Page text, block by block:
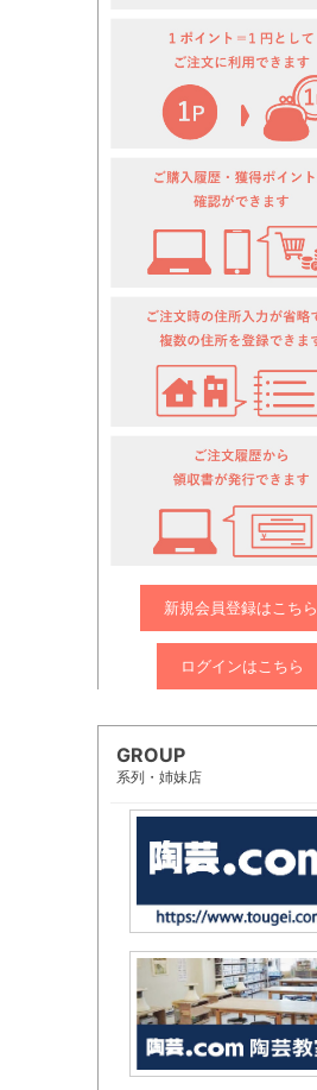
新規会員登録はこちら
ログインはこちら
GROUP
系列・姉妹店